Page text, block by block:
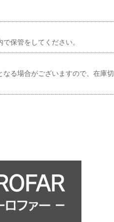
保管をしてください。
る場合がございますので、在庫切